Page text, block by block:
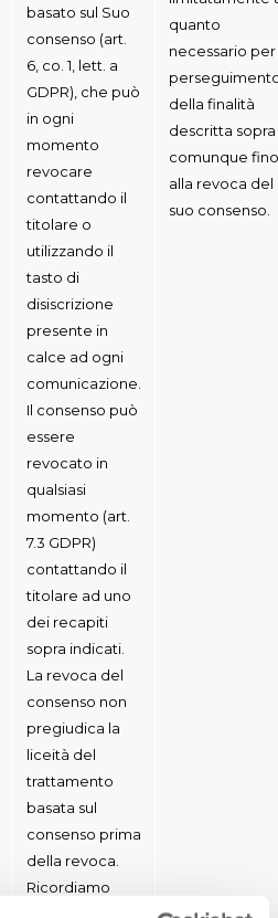
basato sul Suo
consenso (art.
6, co. 1, lett. a
GDPR), che può
in ogni
momento
revocare
contattando il
titolare o
utilizzando il
tasto di
disiscrizione
presente in
calce ad ogni
comunicazione.
Il consenso può
essere
revocato in
qualsiasi
momento (art.
7.3 GDPR)
contattando il
titolare ad uno
dei recapiti
sopra indicati.
La revoca del
consenso non
pregiudica la
liceità del
trattamento
basata sul
consenso prima
della revoca.
Ricordiamo
quanto
necessario per
della finalità
descritta sopra
comunque fino
alla revoca del
suo consenso.